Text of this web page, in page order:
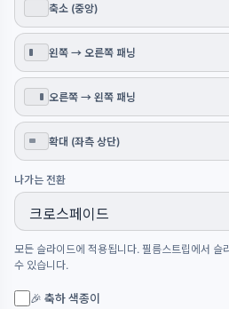
축소 (중앙)
왼쪽 → 오른쪽 패닝
오른쪽 → 왼쪽 패닝
확대 (좌측 상단)
나가는 전환
모든 슬라이드에 적용됩니다. 필름스트립에서 슬
수 있습니다.
🎉 축하 색종이